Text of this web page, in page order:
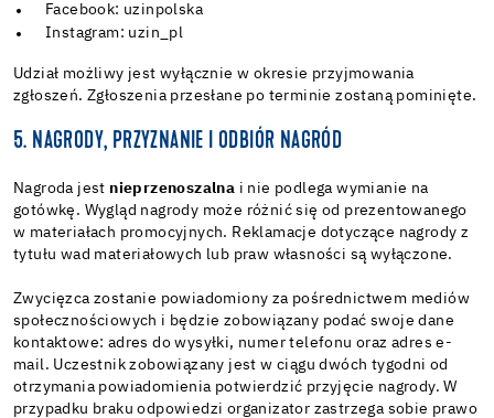
Facebook: uzinpolska
Instagram: uzin_pl
Udział możliwy jest wyłącznie w okresie przyjmowania
zgłoszeń. Zgłoszenia przesłane po terminie zostaną pominięte.
5. NAGRODY, PRZYZNANIE I ODBIÓR NAGRÓD
Nagroda jest nieprzenoszalna i nie podlega wymianie na
gotówkę. Wygląd nagrody może różnić się od prezentowanego
w materiałach promocyjnych. Reklamacje dotyczące nagrody z
tytułu wad materiałowych lub praw własności są wyłączone.
Zwycięzca zostanie powiadomiony za pośrednictwem mediów
społecznościowych i będzie zobowiązany podać swoje dane
kontaktowe: adres do wysyłki, numer telefonu oraz adres e-
mail. Uczestnik zobowiązany jest w ciągu dwóch tygodni od
otrzymania powiadomienia potwierdzić przyjęcie nagrody. W
przypadku braku odpowiedzi organizator zastrzega sobie prawo